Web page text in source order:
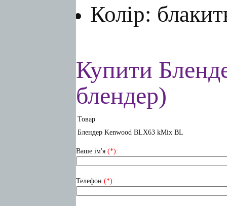
Колір:
Купити
блендер)
Товар
Блендер Kenwood BLX63 kMix BL
Ваше ім'я (*):
Телефон (*):